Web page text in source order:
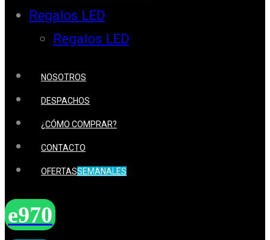
Regalos LED
Regalos LED
NOSOTROS
DESPACHOS
¿CÓMO COMPRAR?
CONTACTO
OFERTASSEMANALES